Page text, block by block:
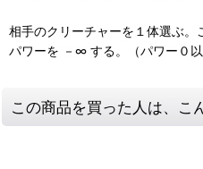
相手のクリーチャーを１体選ぶ
パワーを －∞ する。（パワー０
この商品を買った人は、こ